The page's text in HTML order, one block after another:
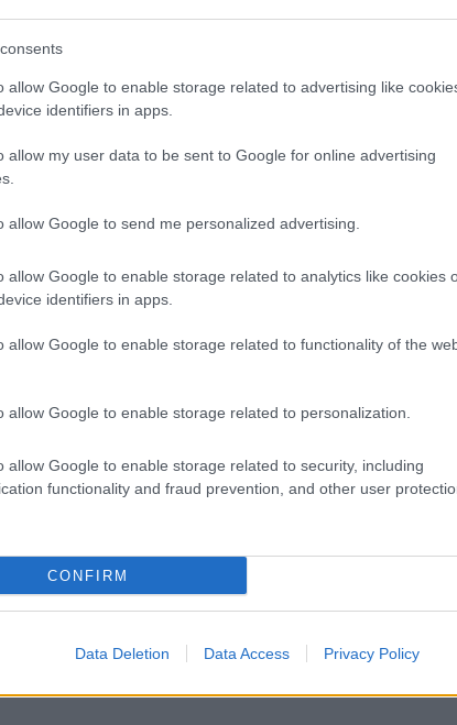
allow Google to enable storage related to advertising like
identifiers in apps.
allow my user data to be sent to Google for online advertising
allow Google to send me personalized advertising.
allow Google to enable storage related to analytics like cookies
identifiers in apps.
allow Google to enable storage related to functionality of the
allow Google to enable storage related to personalization.
allow Google to enable storage related to security, including
functionality and fraud prevention, and other user
CONFIRM
Data Deletion Data Access Privacy Policy
Invia un Comunicato Stampa|Pubblicità|Segnala
e ricevi le nostre email periodiche contenenti le ultime notizie